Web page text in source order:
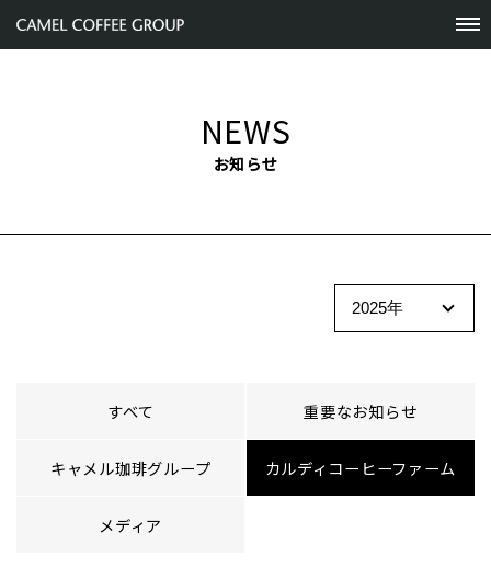
NEWS
お知らせ
すべて 重要なお知らせ
キャメル珈琲グループ カルディコーヒーファーム
メディア